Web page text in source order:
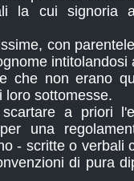
la cui signoria
con
che non erano
loro sottomesse.
a priori
una
- scritte o verbali
di pura